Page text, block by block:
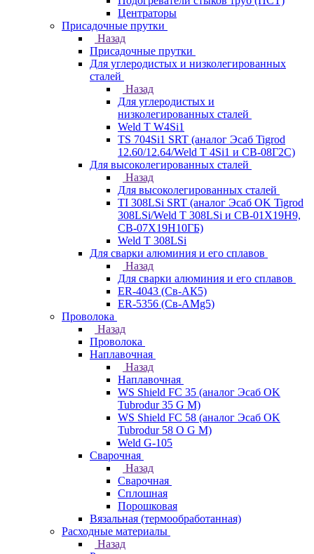
Центраторы
Присадочные прутки
Назад
Присадочные прутки
Для углеродистых и низколегированных
сталей
Назад
Для углеродистых и
низколегированных сталей
Weld T W4Si1
TS 704Si1 SRT (аналог Эсаб Tigrod
12.60/12.64/Weld T 4Si1 и СВ-08Г2С)
Для высоколегированных сталей
Назад
Для высоколегированных сталей
TI 308LSi SRT (аналог Эсаб OK Tigrod
308LSi/Weld T 308LSi и СВ-01Х19Н9,
СВ-07Х19Н10ГБ)
Weld T 308LSi
Для сварки алюминия и его сплавов
Назад
Для сварки алюминия и его сплавов
ER-4043 (Св-АК5)
ER-5356 (Св-АМg5)
Проволока
Назад
Проволока
Наплавочная
Назад
Наплавочная
WS Shield FC 35 (аналог Эсаб OK
Tubrodur 35 G M)
WS Shield FC 58 (аналог Эсаб OK
Tubrodur 58 O G M)
Weld G-105
Сварочная
Назад
Сварочная
Сплошная
Порошковая
Вязальная (термообработанная)
Расходные материалы
Назад